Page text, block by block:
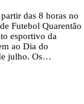
das 8 horas no
Futebol Quarentão
esportivo da
ao Dia do
julho. Os…